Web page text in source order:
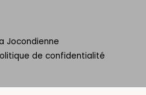
Jocondienne
de confidentialité